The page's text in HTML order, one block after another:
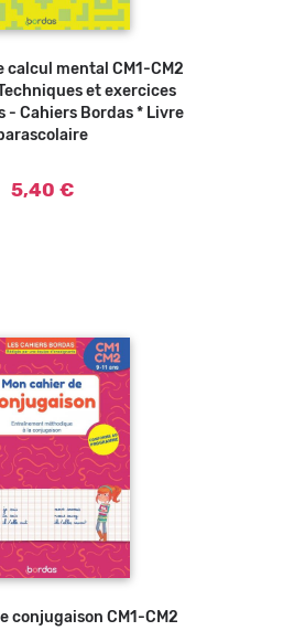
Ajouter au panier
calcul mental CM1-CM2
et exercices
- Cahiers Bordas * Livre
5,40 €
Ajouter au panier
conjugaison CM1-CM2